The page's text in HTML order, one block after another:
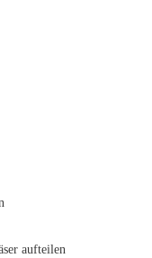
aufteilen